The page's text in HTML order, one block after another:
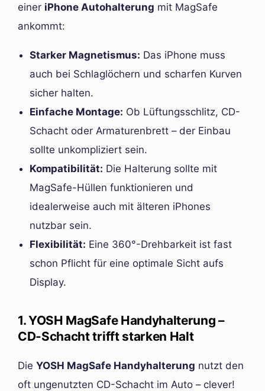
einer iPhone Autohalterung mit MagSafe
ankommt:
Starker Magnetismus: Das iPhone muss
auch bei Schlaglöchern und scharfen Kurven
sicher halten.
Einfache Montage: Ob Lüftungsschlitz, CD-
Schacht oder Armaturenbrett – der Einbau
sollte unkompliziert sein.
Kompatibilität: Die Halterung sollte mit
MagSafe-Hüllen funktionieren und
idealerweise auch mit älteren iPhones
nutzbar sein.
Flexibilität: Eine 360°-Drehbarkeit ist fast
schon Pflicht für eine optimale Sicht aufs
Display.
1. YOSH MagSafe Handyhalterung –
CD-Schacht trifft starken Halt
Die YOSH MagSafe Handyhalterung nutzt den
oft ungenutzten CD-Schacht im Auto – clever!